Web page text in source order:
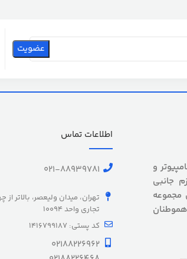
کامپیوتر و
جانبی
مجموعه
اطلاعات تماس
021-88939781
تهران، میدان ولیعصر، بالاتر
تجاری واحد 10094
کد پستی: 1416799187
02188226962